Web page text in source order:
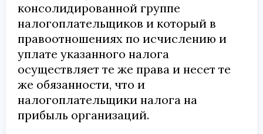
консолидированной группе
налогоплательщиков и который в
правоотношениях по исчислению и
уплате указанного налога
осуществляет те же права и несет те
же обязанности, что и
налогоплательщики налога на
прибыль организаций.